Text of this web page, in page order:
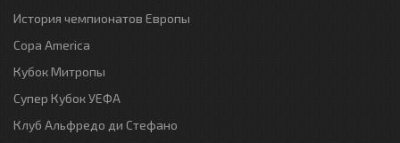
История чемпионатов Европы
Copa America
Кубок Митропы
Супер Кубок УЕФА
Клуб Альфредо ди Стефано